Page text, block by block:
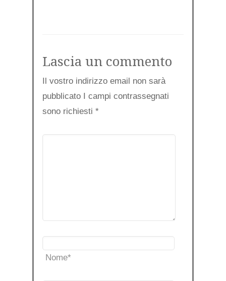
Lascia un commento
Il vostro indirizzo email non sarà
pubblicato I campi contrassegnati
sono richiesti *
Nome*